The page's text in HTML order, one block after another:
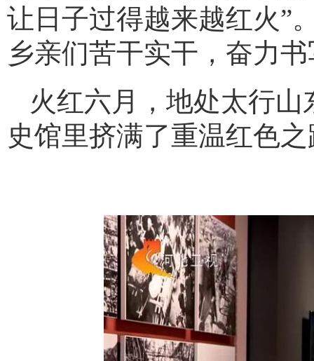
让日子过得越来越红火”
乡亲们苦干实干，奋力
火红六月，地处太行
史馆里挤满了重温红色